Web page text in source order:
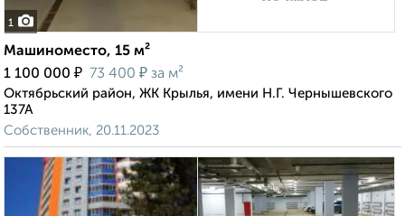
1
Машиноместо, 15 м²
1 100 000 ₽ 73 400 ₽ за м²
Октябрьский район, ЖК Крылья, имени Н.Г. Чернышевского
137А
Собственник, 20.11.2023